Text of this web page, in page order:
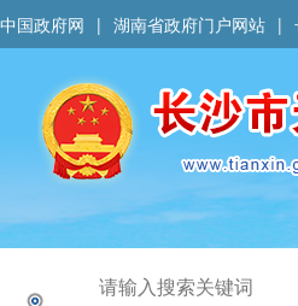
中国政府网 | 湖南省政府门户网站 |